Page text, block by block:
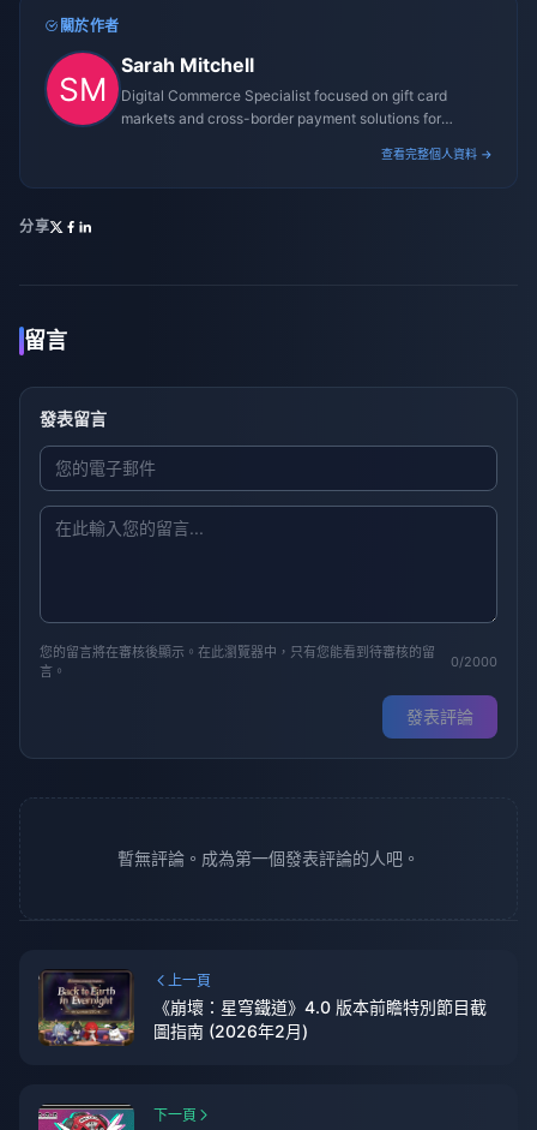
關於作者
Sarah Mitchell
Digital Commerce Specialist focused on gift card
markets and cross-border payment solutions for
查看完整個人資料 →
分享
留言
發表留言
您的留言將在審核後顯示。在此瀏覽器中，只有您能看到待審核的留
言。
0/2000
發表評論
暫無評論。成為第一個發表評論的人吧。
上一頁
《崩壞：星穹鐵道》4.0 版本前瞻特別節目截
圖指南 (2026年2月)
下一頁